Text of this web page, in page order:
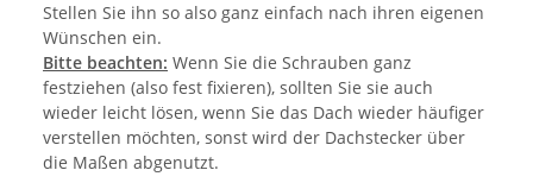
Stellen Sie ihn so also ganz einfach nach ihren eigenen
Wünschen ein.
Bitte beachten: Wenn Sie die Schrauben ganz
festziehen (also fest fixieren), sollten Sie sie auch
wieder leicht lösen, wenn Sie das Dach wieder häufiger
verstellen möchten, sonst wird der Dachstecker über
die Maßen abgenutzt.